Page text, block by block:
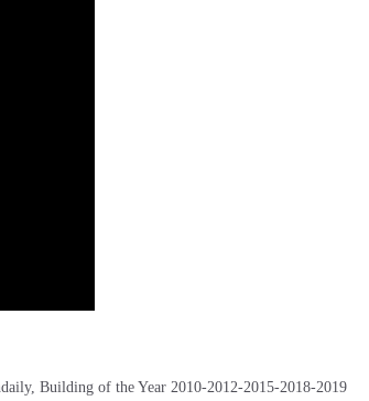
Building of the Year 2010-2012-2015-2018-2019